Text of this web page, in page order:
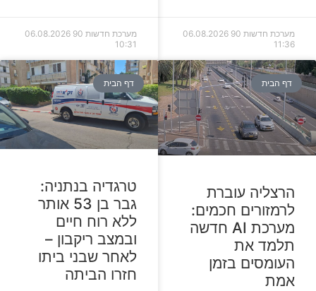
מערכת חדשות 90
06.08.2026
11:36
מערכת חדשות 90
06.08.2026
10:31
דף הבית
הרצליה עוברת
לרמזורים חכמים:
מערכת AI חדשה
תלמד את
העומסים בזמן
אמת
דף הבית
טרגדיה בנתניה:
גבר בן 53 אותר
ללא רוח חיים
ובמצב ריקבון –
לאחר שבני ביתו
חזרו הביתה